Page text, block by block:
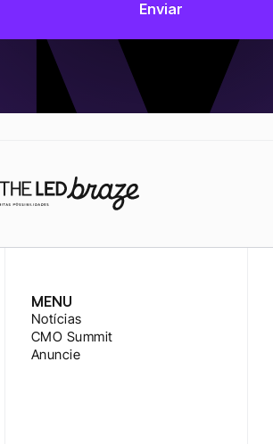
MENU
Notícias
CMO Summit
Anuncie